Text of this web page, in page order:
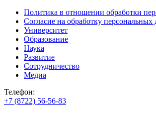
Политика в отношении обработки
Согласие на обработку
Университет
Образование
Наука
Развитие
Сотрудничество
Медиа
Телефон:
+7 (8722) 56-56-83